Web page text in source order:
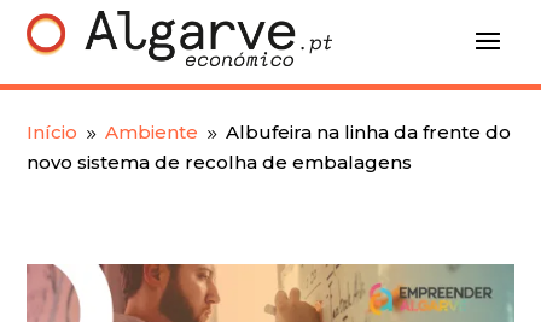
Início 9 Ambiente 9 Albufeira na linha da frente do
novo sistema de recolha de embalagens